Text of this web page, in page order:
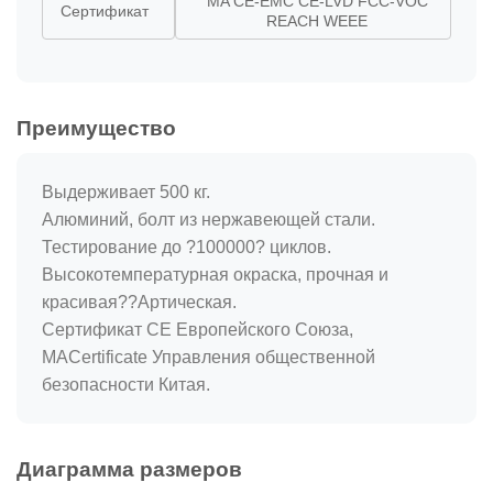
Сертификат
REACH WEEE
Преимущество
Выдерживает 500 кг.
Алюминий, болт из нержавеющей стали.
Тестирование до ?100000? циклов.
Высокотемпературная окраска, прочная и
красивая??Артическая.
Сертификат CE Европейского Союза,
MACertificate Управления общественной
безопасности Китая.
Диаграмма размеров